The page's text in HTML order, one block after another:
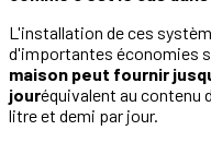
L'installation de ces
d'importantes économies
maison peut fournir
jouréquivalent au contenu
litre et demi par jour.